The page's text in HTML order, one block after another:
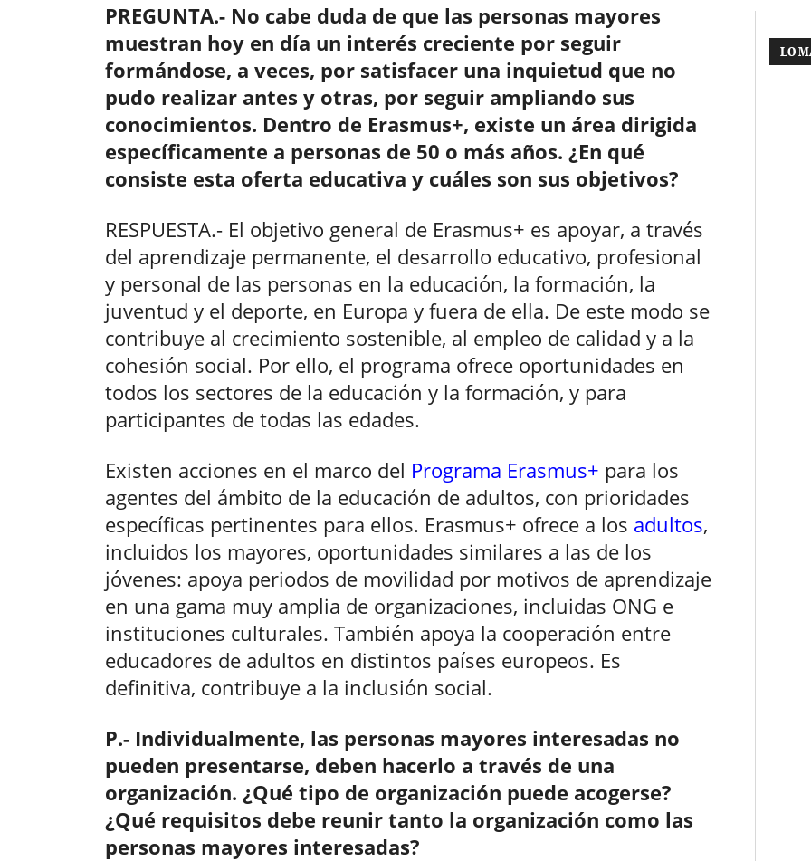
PREGUNTA.- No cabe duda de que las personas mayores
muestran hoy en día un interés creciente por seguir
formándose, a veces, por satisfacer una inquietud que no
pudo realizar antes y otras, por seguir ampliando sus
conocimientos. Dentro de Erasmus+, existe un área dirigida
específicamente a personas de 50 o más años. ¿En qué
consiste esta oferta educativa y cuáles son sus objetivos?
RESPUESTA.- El objetivo general de Erasmus+ es apoyar, a través
del aprendizaje permanente, el desarrollo educativo, profesional
y personal de las personas en la educación, la formación, la
juventud y el deporte, en Europa y fuera de ella. De este modo se
contribuye al crecimiento sostenible, al empleo de calidad y a la
cohesión social. Por ello, el programa ofrece oportunidades en
todos los sectores de la educación y la formación, y para
participantes de todas las edades.
Existen acciones en el marco del Programa Erasmus+ para los
agentes del ámbito de la educación de adultos, con prioridades
específicas pertinentes para ellos. Erasmus+ ofrece a los adultos,
incluidos los mayores, oportunidades similares a las de los
jóvenes: apoya periodos de movilidad por motivos de aprendizaje
en una gama muy amplia de organizaciones, incluidas ONG e
instituciones culturales. También apoya la cooperación entre
educadores de adultos en distintos países europeos. Es
definitiva, contribuye a la inclusión social.
P.- Individualmente, las personas mayores interesadas no
pueden presentarse, deben hacerlo a través de una
organización. ¿Qué tipo de organización puede acogerse?
¿Qué requisitos debe reunir tanto la organización como las
personas mayores interesadas?
LO